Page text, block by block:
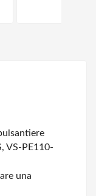
VS-PE110-
una